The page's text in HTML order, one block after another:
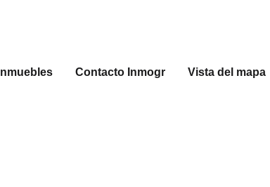
Inmuebles Contacto Inmogr Vista del mapa